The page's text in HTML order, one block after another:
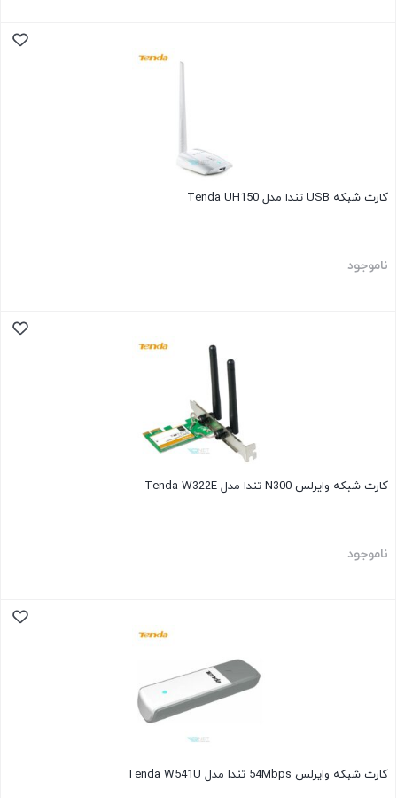
کارت شبکه USB تندا مدل Tenda UH150
ناموجود
کارت شبکه وایرلس N300 تندا مدل Tenda W322E
ناموجود
کارت شبکه وایرلس 54Mbps تندا مدل Tenda W541U